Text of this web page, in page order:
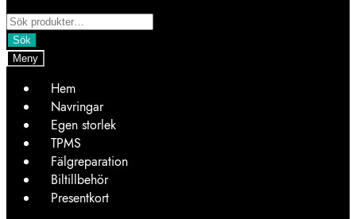
Products
search
Sök
Meny
Hem
Navringar
Egen storlek
TPMS
Fälgreparation
Biltillbehör
Presentkort